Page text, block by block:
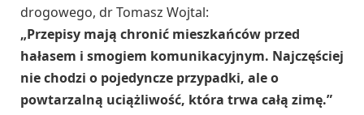
drogowego, dr Tomasz Wojtal:
„Przepisy mają chronić mieszkańców przed
hałasem i smogiem komunikacyjnym. Najczęściej
nie chodzi o pojedyncze przypadki, ale o
powtarzalną uciążliwość, która trwa całą zimę.”